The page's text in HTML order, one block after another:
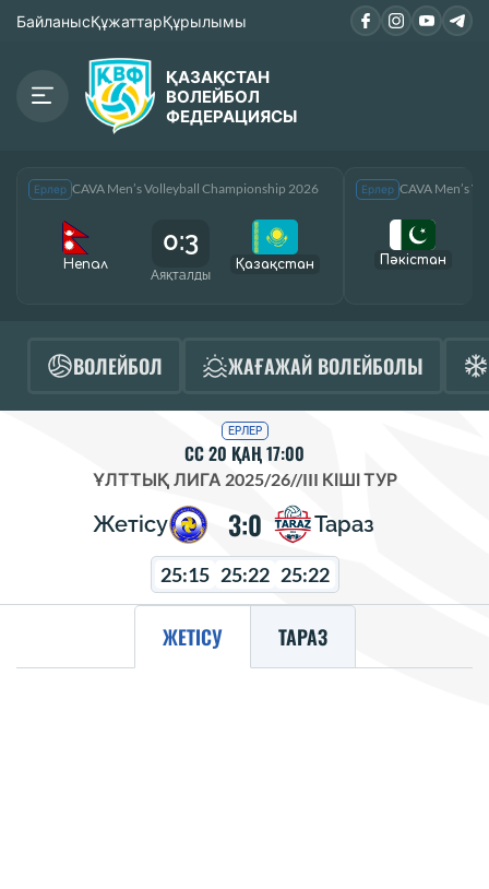
БайланысҚұжаттарҚұрылымы
ҚАЗАҚСТАН
ВОЛЕЙБОЛ
ФЕДЕРАЦИЯСЫ
Ерлер CAVA Men’s Volleyball Championship 2026
Непал
0:3
Аяқталды
Қазақcтан
Ерлер CAVA Men’s
Пәкістан
ВОЛЕЙБОЛ ЖАҒАЖАЙ ВОЛЕЙБОЛЫ
ЕРЛЕР
СС 20 ҚАҢ 17:00
ҰЛТТЫҚ ЛИГА 2025/26//III КІШІ ТУР
Жетісу 3:0 Тараз
25:15 25:22 25:22
ЖЕТІСУ ТАРАЗ